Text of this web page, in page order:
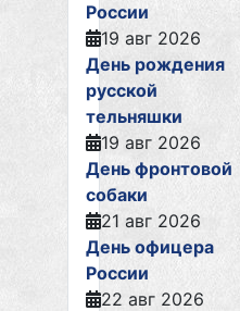
России
19 авг 2026
День рождения
русской
тельняшки
19 авг 2026
День фронтовой
собаки
21 авг 2026
День офицера
России
22 авг 2026